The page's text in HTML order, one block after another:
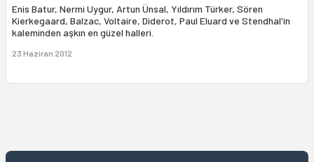
Enis Batur, Nermi Uygur, Artun Ünsal, Yıldırım Türker, Sören
Kierkegaard, Balzac, Voltaire, Diderot, Paul Eluard ve Stendhal'in
kaleminden aşkın en güzel halleri.
23 Haziran 2012